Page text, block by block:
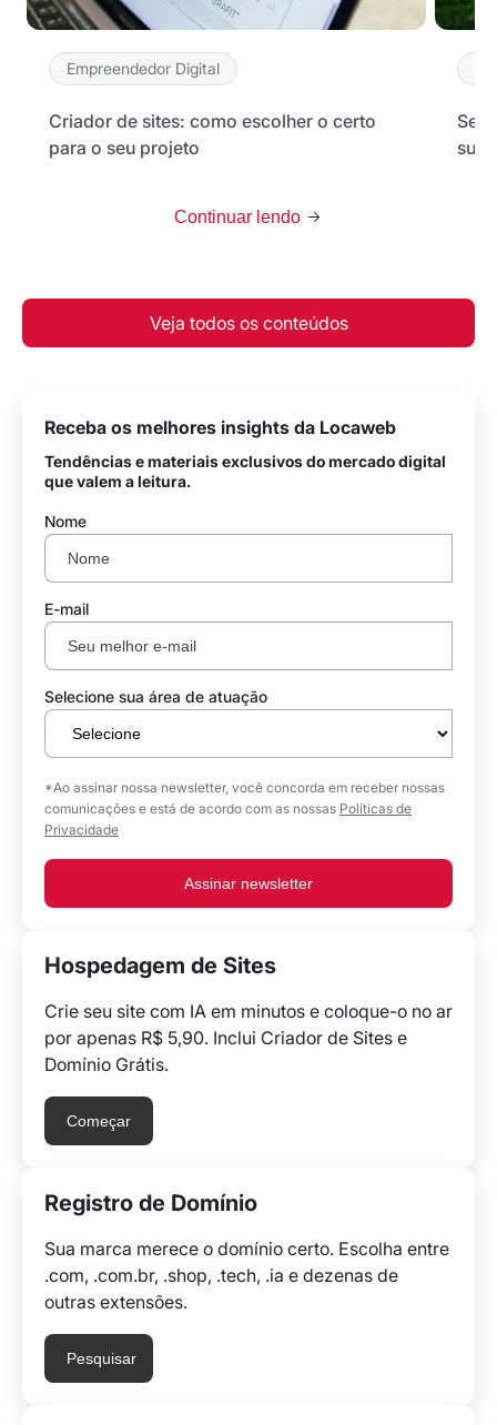
Empreendedor Digital
Criador de sites: como escolher o certo
para o seu projeto
Continuar lendo
Seu
sua
Veja todos os conteúdos
Receba os melhores insights da Locaweb
Tendências e materiais exclusivos do mercado digital
que valem a leitura.
Nome
E-mail
Selecione sua área de atuação
*Ao assinar nossa newsletter, você concorda em receber nossas
comunicações e está de acordo com as nossas Políticas de
Privacidade
Assinar newsletter
Hospedagem de Sites
Crie seu site com IA em minutos e coloque-o no ar
por apenas R$ 5,90. Inclui Criador de Sites e
Domínio Grátis.
Começar
Registro de Domínio
Sua marca merece o domínio certo. Escolha entre
.com, .com.br, .shop, .tech, .ia e dezenas de
outras extensões.
Pesquisar